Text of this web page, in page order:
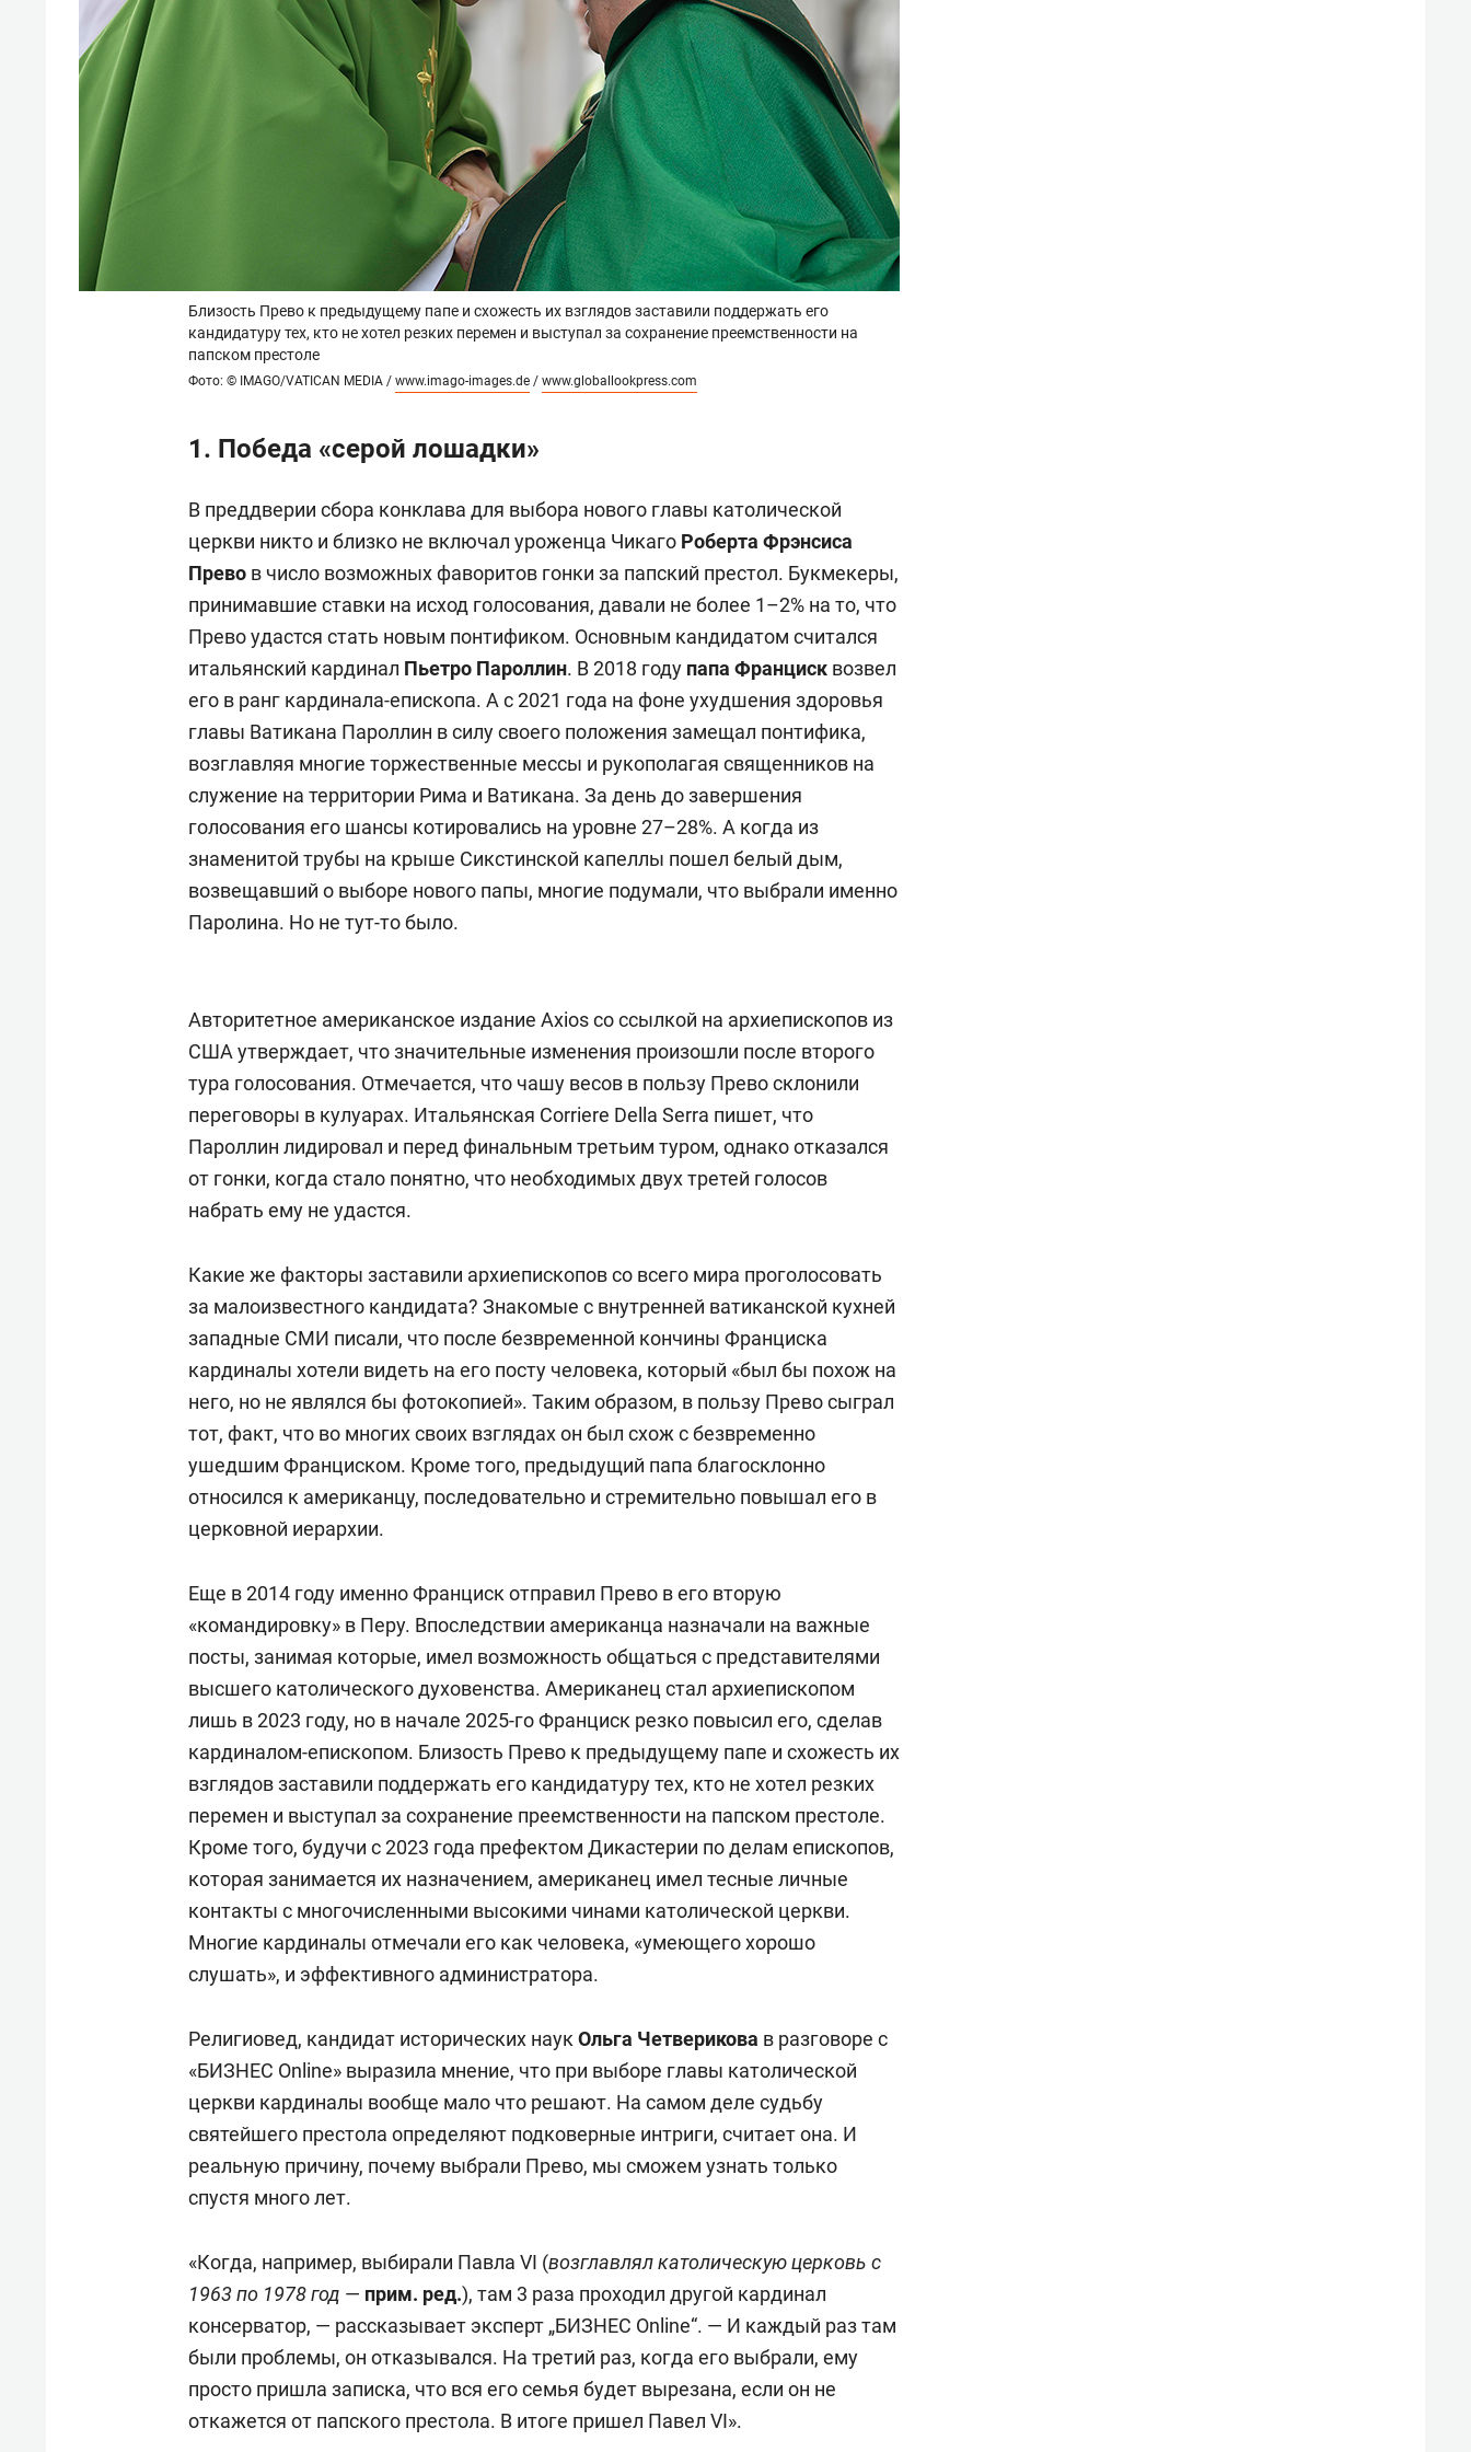
Близость Прево к предыдущему папе и схожесть их взглядов заставили поддержать его
кандидатуру тех, кто не хотел резких перемен и выступал за сохранение преемственности на
папском престоле
Фото: © IMAGO/VATICAN MEDIA / www.imago-images.de / www.globallookpress.com
1. Победа «серой лошадки»
В преддверии сбора конклава для выбора нового главы католической
церкви никто и близко не включал уроженца Чикаго Роберта Фрэнсиса
Прево в число возможных фаворитов гонки за папский престол. Букмекеры,
принимавшие ставки на исход голосования, давали не более 1–2% на то, что
Прево удастся стать новым понтификом. Основным кандидатом считался
итальянский кардинал Пьетро Пароллин. В 2018 году папа Франциск возвел
его в ранг кардинала-епископа. А с 2021 года на фоне ухудшения здоровья
главы Ватикана Пароллин в силу своего положения замещал понтифика,
возглавляя многие торжественные мессы и рукополагая священников на
служение на территории Рима и Ватикана. За день до завершения
голосования его шансы котировались на уровне 27–28%. А когда из
знаменитой трубы на крыше Сикстинской капеллы пошел белый дым,
возвещавший о выборе нового папы, многие подумали, что выбрали именно
Паролина. Но не тут-то было.
Авторитетное американское издание Axios со ссылкой на архиепископов из
США утверждает, что значительные изменения произошли после второго
тура голосования. Отмечается, что чашу весов в пользу Прево склонили
переговоры в кулуарах. Итальянская Corriere Della Serra пишет, что
Пароллин лидировал и перед финальным третьим туром, однако отказался
от гонки, когда стало понятно, что необходимых двух третей голосов
набрать ему не удастся.
Какие же факторы заставили архиепископов со всего мира проголосовать
за малоизвестного кандидата? Знакомые с внутренней ватиканской кухней
западные СМИ писали, что после безвременной кончины Франциска
кардиналы хотели видеть на его посту человека, который «был бы похож на
него, но не являлся бы фотокопией». Таким образом, в пользу Прево сыграл
тот, факт, что во многих своих взглядах он был схож с безвременно
ушедшим Франциском. Кроме того, предыдущий папа благосклонно
относился к американцу, последовательно и стремительно повышал его в
церковной иерархии.
Еще в 2014 году именно Франциск отправил Прево в его вторую
«командировку» в Перу. Впоследствии американца назначали на важные
посты, занимая которые, имел возможность общаться с представителями
высшего католического духовенства. Американец стал архиепископом
лишь в 2023 году, но в начале 2025-го Франциск резко повысил его, сделав
кардиналом-епископом. Близость Прево к предыдущему папе и схожесть их
взглядов заставили поддержать его кандидатуру тех, кто не хотел резких
перемен и выступал за сохранение преемственности на папском престоле.
Кроме того, будучи с 2023 года префектом Дикастерии по делам епископов,
которая занимается их назначением, американец имел тесные личные
контакты с многочисленными высокими чинами католической церкви.
Многие кардиналы отмечали его как человека, «умеющего хорошо
слушать», и эффективного администратора.
Религиовед, кандидат исторических наук Ольга Четверикова в разговоре с
«БИЗНЕС Online» выразила мнение, что при выборе главы католической
церкви кардиналы вообще мало что решают. На самом деле судьбу
святейшего престола определяют подковерные интриги, считает она. И
реальную причину, почему выбрали Прево, мы сможем узнать только
спустя много лет.
«Когда, например, выбирали Павла VI (возглавлял католическую церковь с
1963 по 1978 год — прим. ред.), там 3 раза проходил другой кардинал
консерватор, — рассказывает эксперт „БИЗНЕС Online“. — И каждый раз там
были проблемы, он отказывался. На третий раз, когда его выбрали, ему
просто пришла записка, что вся его семья будет вырезана, если он не
откажется от папского престола. В итоге пришел Павел VI».